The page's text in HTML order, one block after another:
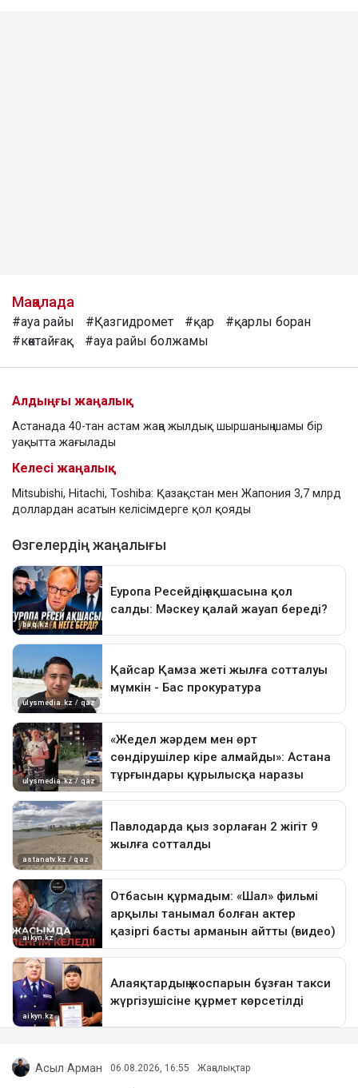
Мақалада
#ауа райы #Қазгидромет #қар
#қарлы боран
#көктайғақ
#ауа райы болжамы
Алдыңғы жаңалық
Астанада 40-тан астам жаңа жылдық шыршаның шамы бір
уақытта жағылады
Келесі жаңалық
Mitsubishi, Hitachi, Toshiba: Қазақстан мен Жапония 3,7 млрд
доллардан асатын келісімдерге қол қояды
Асыл Арман 06.08.2026, 16:55 Жаңалықтар